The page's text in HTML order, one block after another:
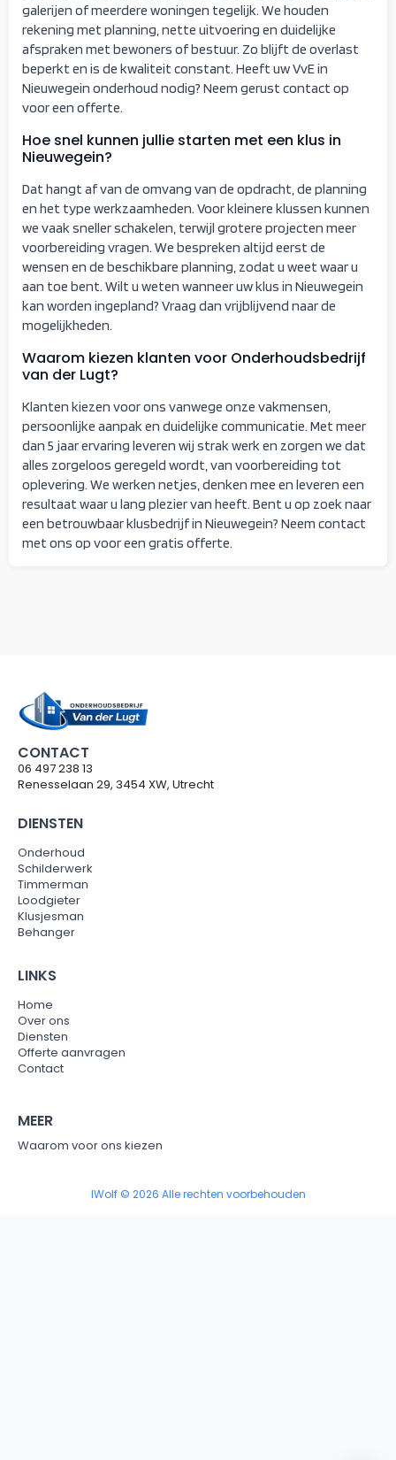
galerijen of meerdere woningen tegelijk. We houden
rekening met planning, nette uitvoering en duidelijke
afspraken met bewoners of bestuur. Zo blijft de overlast
beperkt en is de kwaliteit constant. Heeft uw VvE in
Nieuwegein onderhoud nodig? Neem gerust contact op
voor een offerte.
Hoe snel kunnen jullie starten met een klus in
Nieuwegein?
Dat hangt af van de omvang van de opdracht, de planning
en het type werkzaamheden. Voor kleinere klussen kunnen
we vaak sneller schakelen, terwijl grotere projecten meer
voorbereiding vragen. We bespreken altijd eerst de
wensen en de beschikbare planning, zodat u weet waar u
aan toe bent. Wilt u weten wanneer uw klus in Nieuwegein
kan worden ingepland? Vraag dan vrijblijvend naar de
mogelijkheden.
Waarom kiezen klanten voor Onderhoudsbedrijf
van der Lugt?
Klanten kiezen voor ons vanwege onze vakmensen,
persoonlijke aanpak en duidelijke communicatie. Met meer
dan 5 jaar ervaring leveren wij strak werk en zorgen we dat
alles zorgeloos geregeld wordt, van voorbereiding tot
oplevering. We werken netjes, denken mee en leveren een
resultaat waar u lang plezier van heeft. Bent u op zoek naar
een betrouwbaar klusbedrijf in Nieuwegein? Neem contact
met ons op voor een gratis offerte.
CONTACT
06 497 238 13
Renesselaan 29, 3454 XW, Utrecht
DIENSTEN
Onderhoud
Schilderwerk
Timmerman
Loodgieter
Klusjesman
Behanger
LINKS
Home
Over ons
Diensten
Offerte aanvragen
Contact
MEER
Waarom voor ons kiezen
IWolf © 2026 Alle rechten voorbehouden